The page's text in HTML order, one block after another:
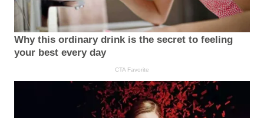
Why this ordinary drink is the secret to feeling
your best every day
CTA Favorite